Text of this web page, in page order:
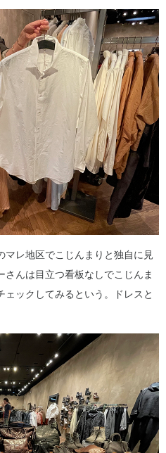
レ地区でこじんまりと独自に見
んは目立つ看板なしでこじんま
ェックしてみるという。ドレスと